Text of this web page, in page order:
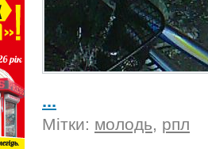
...
Мітки: молодь, рпл